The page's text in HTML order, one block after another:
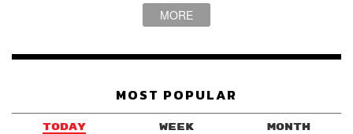
ดันนั้น Bing จะต้องนำเสนอบางสิ่งที่เร้าใจเพื่อชนะใจผู้ใช้
เบราว์เซอร์ยังคงเป็นของ Chrome ซึ่งเป็นบัลลังก์ที่ครั้งหนึ่ง
MORE
MOST POPULAR
TODAY WEEK MONTH